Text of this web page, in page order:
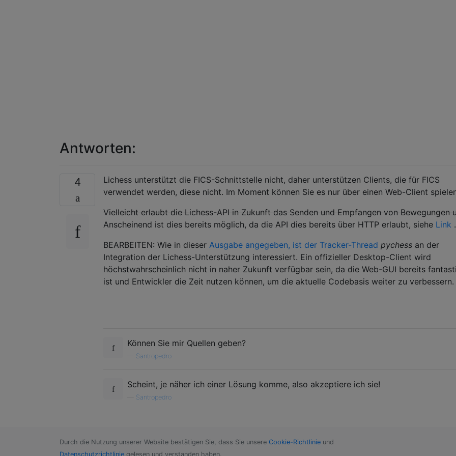
Antworten:
4
Lichess unterstützt die FICS-Schnittstelle nicht, daher unterstützen Clients, die für FICS
verwendet werden, diese nicht. Im Moment können Sie es nur über einen Web-Client
Vielleicht erlaubt die Lichess-API in Zukunft das Senden und Empfangen von Bewegungen
Anscheinend ist dies bereits möglich, da die API dies bereits über HTTP erlaubt, siehe Link .
BEARBEITEN: Wie in dieser Ausgabe angegeben, ist der Tracker-Thread pychess an der
Integration der Lichess-Unterstützung interessiert. Ein offizieller Desktop-Client wird
höchstwahrscheinlich nicht in naher Zukunft verfügbar sein, da die Web-GUI bereits
ist und Entwickler die Zeit nutzen können, um die aktuelle Codebasis weiter zu verbessern.
Können Sie mir Quellen geben?
Santropedro
Scheint, je näher ich einer Lösung komme, also akzeptiere ich sie!
Santropedro
Durch die Nutzung unserer Website bestätigen Sie, dass Sie unsere Cookie-Richtlinie und
Datenschutzrichtlinie gelesen und verstanden haben.